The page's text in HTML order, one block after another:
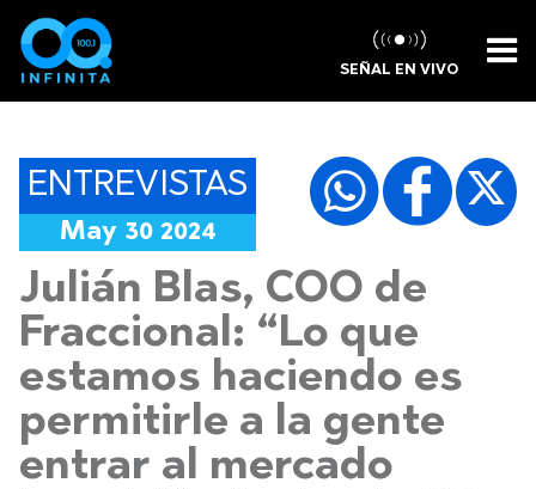
SEÑAL EN VIVO
ENTREVISTAS
May 30 2024
Julián Blas, COO de
Fraccional: “Lo que
estamos haciendo es
permitirle a la gente
entrar al mercado